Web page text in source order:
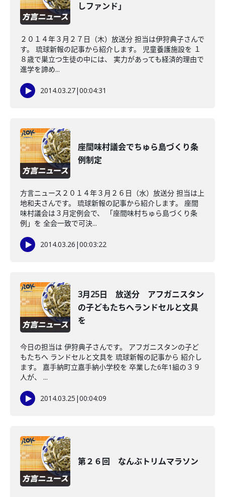
しファンド」
２０１４年３月２７日（木）放送分 担当は伊狩典子さんで
す。 琉球新報の記事から紹介します。 児童養護施設を １
８歳で巣立つ生徒の中には、 実力があっても経済的理由で
進学を諦め...
2014.03.27|00:04:31
座間味村議会でちゅら島づくり条
例制定
方言ニュース２０１４年３月２６日（水）放送分 担当は上
地和夫さんです。 琉球新報の記事から紹介します。 座間
味村議会は３月定例会で、 「座間味村ちゅら島づくり条
例」を 全会一致で可決...
2014.03.26 |00:03:22
3月25日 放送分 アフガニスタン
の子どもたちへランドセルと文具
を
今日の担当は 伊狩典子さんです。 アフガニスタンの子ど
もたちへ ランドセルと文具を 琉球新報の記事から 紹介し
ます。 嘉手納町立嘉手納小学校を 卒業した6年1組の３９
人が、 ...
2014.03.25 |00:04:09
第２６回 なんぶトリムマラソン